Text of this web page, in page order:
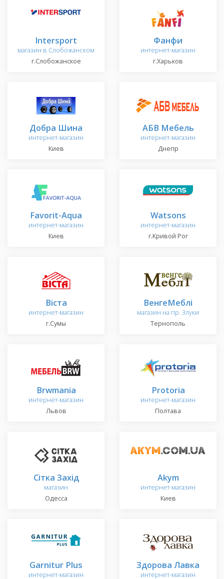
Intersport
магазин в Слобожанском
г.Слобожанское
Фанфи
интернет-магазин
г.Харьков
Добра Шина
интернет-магазин
Киев
АБВ Мебель
интернет-магазин
Днепр
Favorit-Aqua
интернет-магазин
Киев
Watsons
интернет-магазин
г.Кривой Рог
Віста
интернет-магазин
г.Сумы
ВенгеМеблі
магазин на пр. Злуки
Тернополь
Brwmania
интернет-магазин
Львов
Protoria
интернет-магазин
Полтава
Сітка Захід
магазин
Одесса
Akym
интернет-магазин
Киев
Garnitur Plus
интернет-магазин
Здорова Лавка
интернет-магазин